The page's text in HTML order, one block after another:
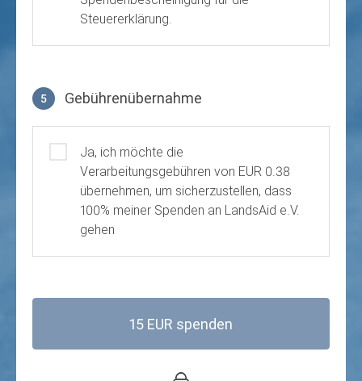
Steuererklärung.
5 Gebührenübernahme
Ja, ich möchte die
Verarbeitungsgebühren von EUR 0.38
übernehmen, um sicherzustellen, dass
100% meiner Spenden an LandsAid e.V.
gehen
15 EUR spenden